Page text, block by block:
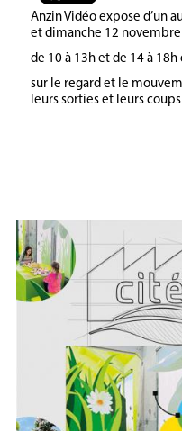
Anzin Vidéo expose d’un
et dimanche 12 novembre
de 10 à 13h et de 14 à
sur le regard et le
leurs sorties et leurs